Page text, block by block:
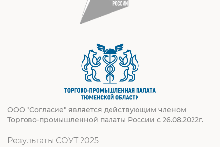
ООО "Согласие" является действующим членом
Торгово-промышленной палаты России с 26.08.2022г.
Результаты СОУТ 2025